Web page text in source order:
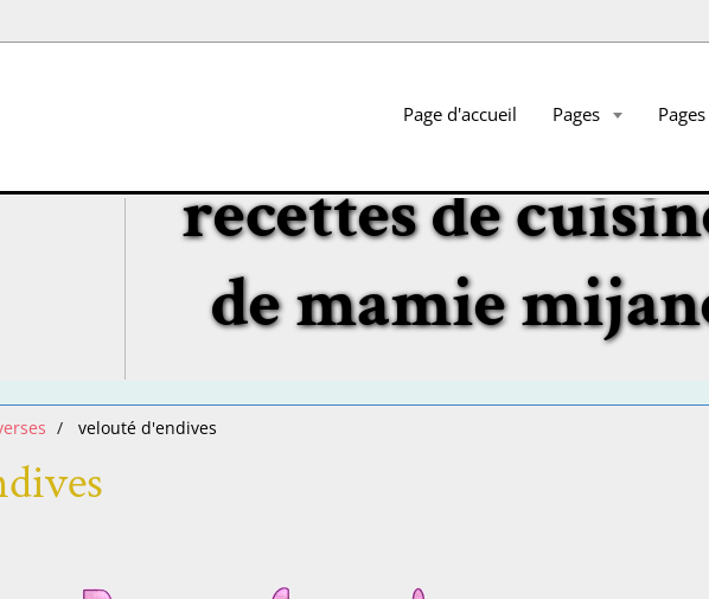
Page d'accueil Pages Pages
recettes de
de mamie
velouté d'endives